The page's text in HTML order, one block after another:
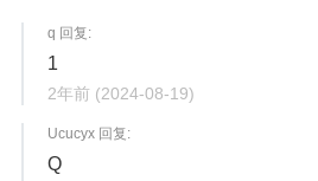
q 回复:
1
2年前 (2024-08-19)
Ucucyx 回复:
Q